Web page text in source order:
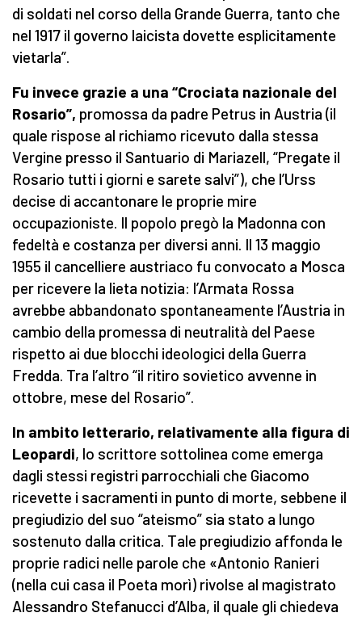
di soldati nel corso della Grande Guerra, tanto che
nel 1917 il governo laicista dovette esplicitamente
vietarla”.
Fu invece grazie a una “Crociata nazionale del
Rosario”, promossa da padre Petrus in Austria (il
quale rispose al richiamo ricevuto dalla stessa
Vergine presso il Santuario di Mariazell, “Pregate il
Rosario tutti i giorni e sarete salvi”), che l’Urss
decise di accantonare le proprie mire
occupazioniste. Il popolo pregò la Madonna con
fedeltà e costanza per diversi anni. Il 13 maggio
1955 il cancelliere austriaco fu convocato a Mosca
per ricevere la lieta notizia: l’Armata Rossa
avrebbe abbandonato spontaneamente l’Austria in
cambio della promessa di neutralità del Paese
rispetto ai due blocchi ideologici della Guerra
Fredda. Tra l’altro “il ritiro sovietico avvenne in
ottobre, mese del Rosario”.
In ambito letterario, relativamente alla figura di
Leopardi, lo scrittore sottolinea come emerga
dagli stessi registri parrocchiali che Giacomo
ricevette i sacramenti in punto di morte, sebbene il
pregiudizio del suo “ateismo” sia stato a lungo
sostenuto dalla critica. Tale pregiudizio affonda le
proprie radici nelle parole che «Antonio Ranieri
(nella cui casa il Poeta morì) rivolse al magistrato
Alessandro Stefanucci d’Alba, il quale gli chiedeva